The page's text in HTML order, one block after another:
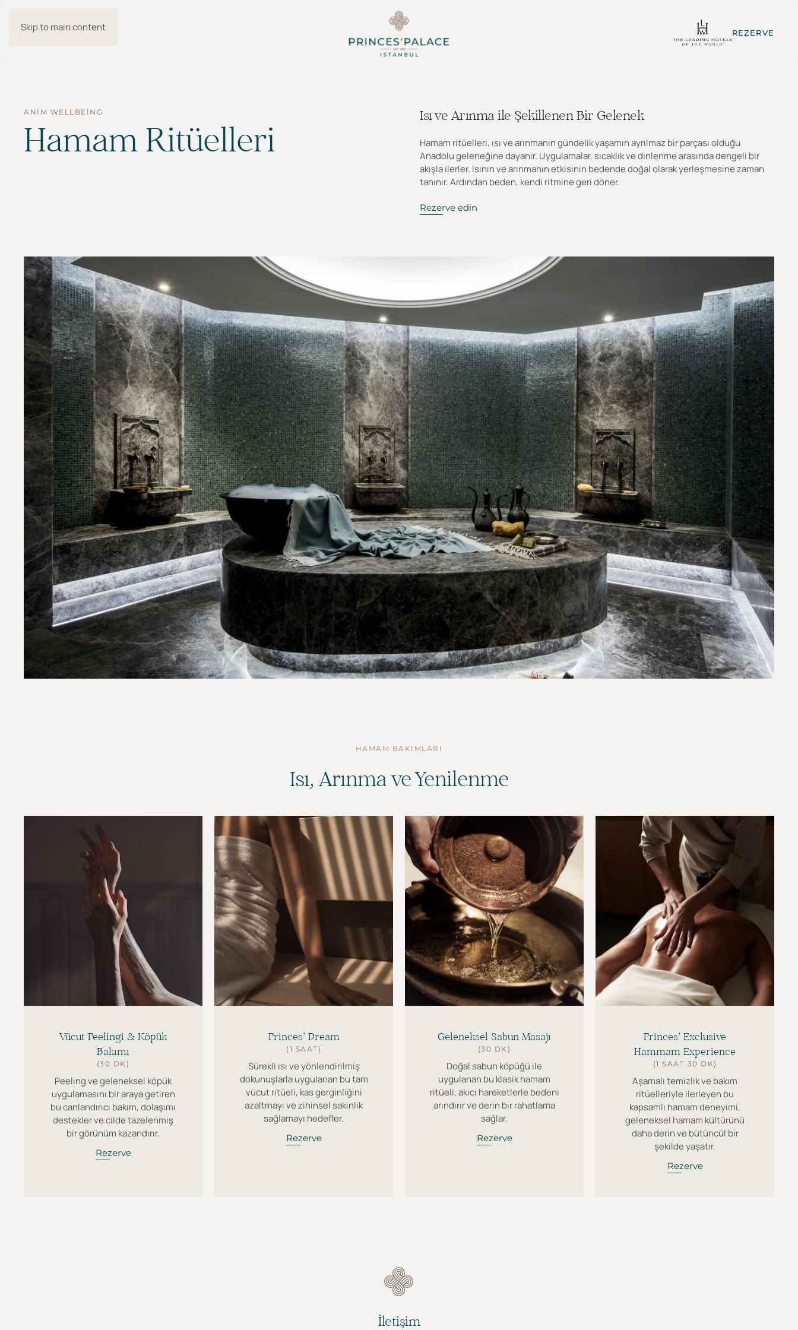
Skip to main content
MENÜ REZERVE
ANIM WELLBEING
Hamam Ritüelleri
Isı ve Arınma ile Şekillenen Bir Gelenek
Hamam ritüelleri, ısı ve arınmanın gündelik yaşamın ayrılmaz bir parçası olduğu
Anadolu geleneğine dayanır. Uygulamalar, sıcaklık ve dinlenme arasında dengeli bir
akışla ilerler. Isının ve arınmanın etkisinin bedende doğal olarak yerleşmesine zaman
tanınır. Ardından beden, kendi ritmine geri döner.
Rezerve edin
HAMAM BAKIMLARI
Isı, Arınma ve Yenilenme
Vücut Peelingi & Köpük
Bakımı
(30 DK)
Peeling ve geleneksel köpük
uygulamasını bir araya getiren
bu canlandırıcı bakım, dolaşımı
destekler ve cilde tazelenmiş
bir görünüm kazandırır.
Rezerve
Princes’ Dream
(1 SAAT)
Sürekli ısı ve yönlendirilmiş
dokunuşlarla uygulanan bu tam
vücut ritüeli, kas gerginliğini
azaltmayı ve zihinsel sakinlik
sağlamayı hedefler.
Rezerve
Geleneksel Sabun Masajı
(30 DK)
Doğal sabun köpüğü ile
uygulanan bu klasik hamam
ritüeli, akıcı hareketlerle bedeni
arındırır ve derin bir rahatlama
sağlar.
Rezerve
Princes’ Exclusive
Hammam Experience
(1 SAAT 30 DK)
Aşamalı temizlik ve bakım
ritüelleriyle ilerleyen bu
kapsamlı hamam deneyimi,
geleneksel hamam kültürünü
daha derin ve bütüncül bir
şekilde yaşatır.
Rezerve
İletişim